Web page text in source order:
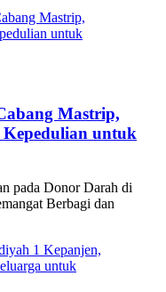
Mastrip,
untuk
pada Donor Darah di
Berbagi dan